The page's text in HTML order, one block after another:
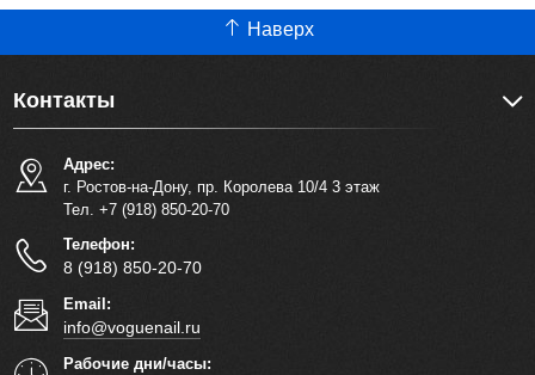
Наверх
Контакты
Адрес:
г. Ростов-на-Дону, пр. Королева 10/4 3 этаж
Тел. +7 (918) 850-20-70
Телефон:
8 (918) 850-20-70
Email:
info@voguenail.ru
Рабочие дни/часы: